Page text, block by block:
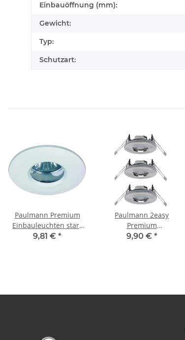
Einbauöffnung (mm):
Gewicht:
Typ:
Schutzart:
Paulmann Premium
Einbauleuchten starr
IP65 max.35W 12V
9,81 € *
Paulmann 2easy
Premium
Einbauleuchten 3er
9,90 € *